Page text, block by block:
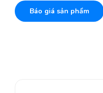
Báo giá sản phẩm